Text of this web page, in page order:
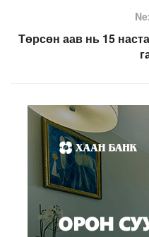
Төрсөн аав нь 15